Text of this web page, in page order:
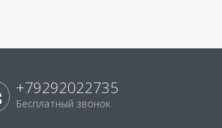
+79292022735
Бесплатный звонок